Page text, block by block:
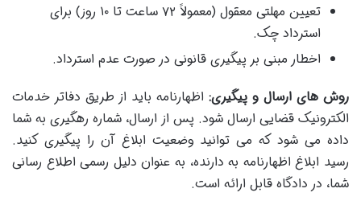
تعیین مهلتی معقول (معمولاً ۷۲ ساعت تا ۱۰ روز) برای
استرداد چک.
اخطار مبنی بر پیگیری قانونی در صورت عدم استرداد.
روش های ارسال و پیگیری: اظهارنامه باید از طریق دفاتر خدمات
الکترونیک قضایی ارسال شود. پس از ارسال، شماره رهگیری به شما
داده می شود که می توانید وضعیت ابلاغ آن را پیگیری کنید.
رسید ابلاغ اظهارنامه به دارنده، به عنوان دلیل رسمی اطلاع رسانی
شما، در دادگاه قابل ارائه است.